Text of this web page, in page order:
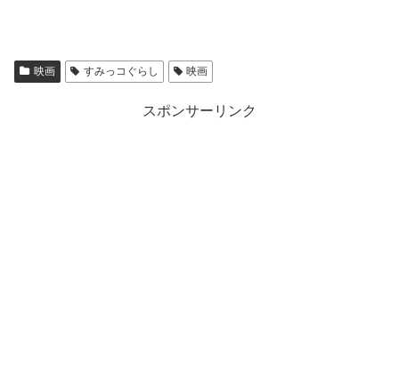
e
er
映画 すみっコぐらし 映画
スポンサーリンク